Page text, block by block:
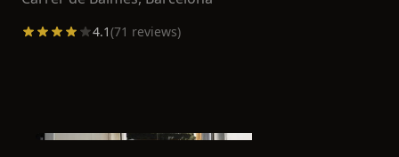
4.1(71 reviews)